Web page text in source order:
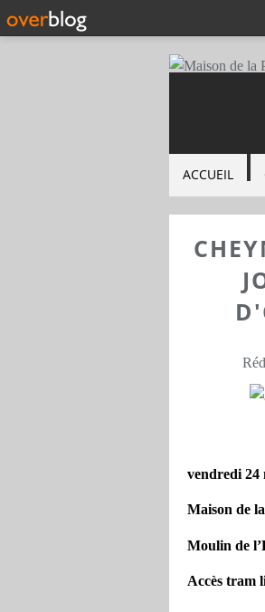
ACCUEIL
vendredi 24
Maison de
Moulin de
Accès tram